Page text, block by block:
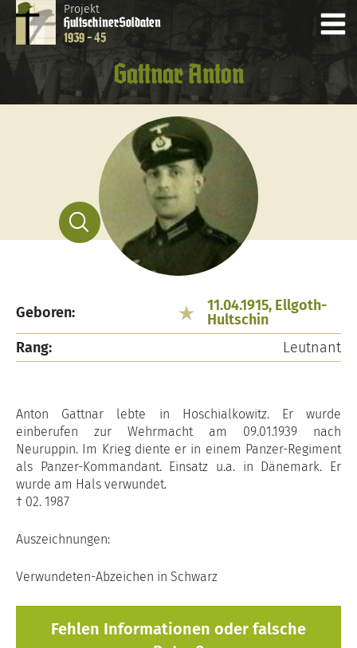
Projekt
HultschinerSoldaten
1939 - 45
Gattnar Anton
Geboren:
11.04.1915, Ellgoth-
Hultschin
Rang:
Leutnant
Anton Gattnar lebte in Hoschialkowitz. Er wurde
einberufen zur Wehrmacht am 09.01.1939 nach
Neuruppin. Im Krieg diente er in einem Panzer-Regiment
als Panzer-Kommandant. Einsatz u.a. in Dänemark. Er
wurde am Hals verwundet.
† 02. 1987
Auszeichnungen:
Verwundeten-Abzeichen in Schwarz
Fehlen Informationen oder falsche